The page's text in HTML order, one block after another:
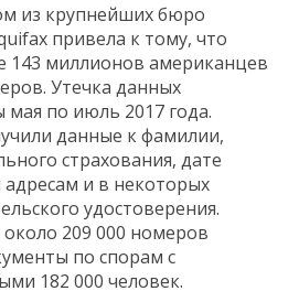
из крупнейших бюро
привела к тому, что
143 миллионов американцев
Утечка данных
мая по июль 2017 года.
данные к фамилии,
страхования, дате
и в некоторых
удостоверения.
209 000 номеров
по спорам с
182 000 человек.